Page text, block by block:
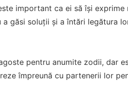
important ca ei să își exprime
găsi soluții și a întări legătura
pentru anumite zodii, dar
împreună cu partenerii lor